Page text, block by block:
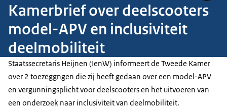
Kamerbrief over deelscooters
model-APV en inclusiviteit
deelmobiliteit
Staatssecretaris Heijnen (IenW) informeert de Tweede Kamer
over 2 toezeggngen die zij heeft gedaan over een model-APV
en vergunningsplicht voor deelscooters en het uitvoeren van
een onderzoek naar inclusiviteit van deelmobiliteit.